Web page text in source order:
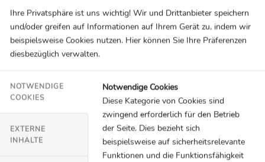
1987 South Bend/USA
1991 Minneapolis-St. Paul/USA
1995 New Haven/USA
1999 Raleigh – Durham – Chapel Hill/USA
2007 Shanghai/China
2011 Athen/Griechenland
2015 Los Angeles/USA
2019 Abu Dhabi/VAE
2023 Berlin/Deutschland
Ihre Privatsphäre ist uns wichtig! Wir und Drittanbieter speichern
und/oder greifen auf Informationen auf Ihrem Gerät zu, indem wir
beispielsweise Cookies nutzen. Hier können Sie Ihre Präferenzen
diesbezüglich verwalten.
NOTWENDIGE
COOKIES
EXTERNE
INHALTE
Notwendige Cookies
Diese Kategorie von Cookies sind
zwingend erforderlich für den Betrieb
der Seite. Dies bezieht sich
beispielsweise auf sicherheitsrelevante
Funktionen und die Funktionsfähigkeit